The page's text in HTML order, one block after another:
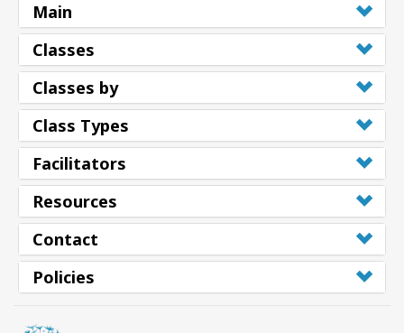
系
索
Main
Classes
Classes by
Class Types
Facilitators
Resources
Contact
Policies